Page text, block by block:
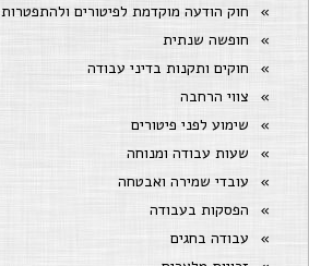
חוק הודעה מוקדמת לפיטורים ולהתפטרות
חופשה שנתית
חוקים ותקנות בדיני עבודה
צווי הרחבה
שימוע לפני פיטורים
שעות עבודה ומנוחה
עובדי שמירה ואבטחה
הפסקות בעבודה
עבודה בחגים